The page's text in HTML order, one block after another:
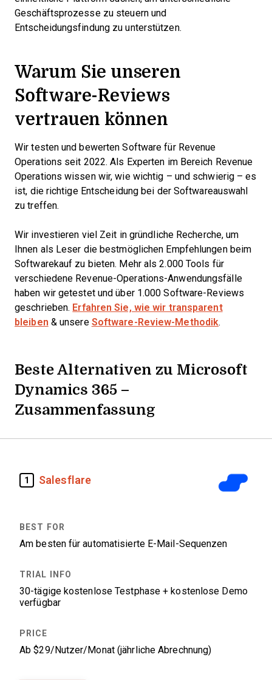
Geschäftsprozesse zu steuern und
Entscheidungsfindung zu unterstützen.
Warum Sie unseren
Software-Reviews
vertrauen können
Wir testen und bewerten Software für Revenue
Operations seit 2022. Als Experten im Bereich Revenue
Operations wissen wir, wie wichtig – und schwierig – es
ist, die richtige Entscheidung bei der Softwareauswahl
zu treffen.
Wir investieren viel Zeit in gründliche Recherche, um
Ihnen als Leser die bestmöglichen Empfehlungen beim
Softwarekauf zu bieten. Mehr als 2.000 Tools für
verschiedene Revenue-Operations-Anwendungsfälle
haben wir getestet und über 1.000 Software-Reviews
geschrieben. Erfahren Sie, wie wir transparent
bleiben & unsere Software-Review-Methodik.
Beste Alternativen zu Microsoft
Dynamics 365 –
Zusammenfassung
1 Salesflare
Am besten für automatisierte E-Mail-Sequenzen
30-tägige kostenlose Testphase + kostenlose Demo
verfügbar
Ab $29/Nutzer/Monat (jährliche Abrechnung)